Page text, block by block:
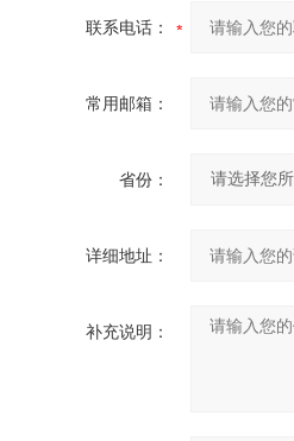
联系电话：
常用邮箱：
省份：
详细地址：
补充说明：